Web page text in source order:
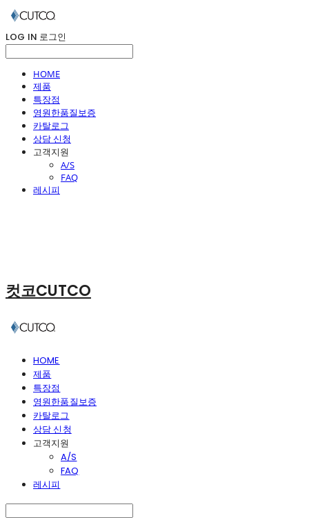
LOG IN 로그인
HOME
제품
특장점
영원한품질보증
카탈로그
상담 신청
고객지원
A/S
FAQ
레시피
컷코CUTCO
HOME
제품
특장점
영원한품질보증
카탈로그
상담 신청
고객지원
A/S
FAQ
레시피